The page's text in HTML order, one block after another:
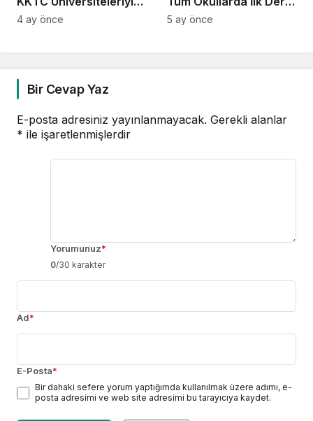
Stratejik İş Birliği
4 ay önce
Finansal Okuryazarlığa
5 ay önce
Bir Cevap Yaz
E-posta adresiniz yayınlanmayacak. Gerekli alanlar
* ile işaretlenmişlerdir
Yorumunuz*
0/30 karakter
Ad*
E-Posta*
Bir dahaki sefere yorum yaptığımda kullanılmak üzere adımı, e-
posta adresimi ve web site adresimi bu tarayıcıya kaydet.